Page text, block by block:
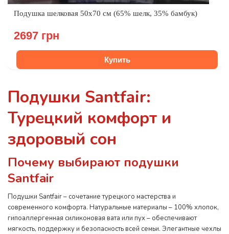
Подушка шелковая 50х70 см (65% шелк, 35% бамбук)
2697 грн
Купить
Подушки Santfair:
Турецкий комфорт и
здоровый сон
Почему выбирают подушки
Santfair
Подушки Santfair – сочетание турецкого мастерства и
современного комфорта. Натуральные материалы – 100% хлопок,
гипоаллергенная силиконовая вата или пух – обеспечивают
мягкость, поддержку и безопасность всей семьи. Элегантные чехлы